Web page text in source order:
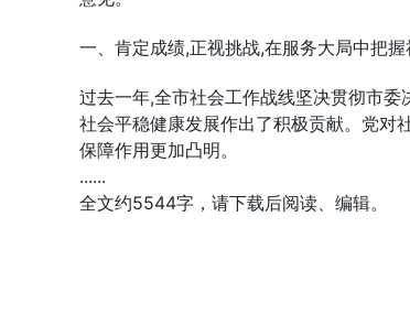
一、肯定成绩,正视挑战,在服务大局中把
过去一年,全市社会工作战线坚决贯彻市
社会平稳健康发展作出了积极贡献。党对
保障作用更加凸明。
......
全文约5544字，请下载后阅读、编辑。